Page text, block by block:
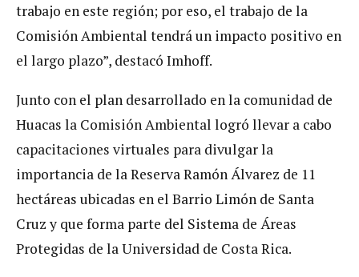
trabajo en este región; por eso, el trabajo de la
Comisión Ambiental tendrá un impacto positivo en
el largo plazo”, destacó Imhoff.
Junto con el plan desarrollado en la comunidad de
Huacas la Comisión Ambiental logró llevar a cabo
capacitaciones virtuales para divulgar la
importancia de la Reserva Ramón Álvarez de 11
hectáreas ubicadas en el Barrio Limón de Santa
Cruz y que forma parte del Sistema de Áreas
Protegidas de la Universidad de Costa Rica.